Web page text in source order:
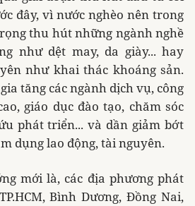
đây, vì nước nghèo nên trong
thu hút những ngành nghề
như dệt may, da giày... hay
như khai thác khoáng sản.
tăng các ngành dịch vụ, công
giáo dục đào tạo, chăm sóc
phát triển... và dần giảm bớt
dụng lao động, tài nguyên.
mới là, các địa phương phát
Bình Dương, Đồng Nai,